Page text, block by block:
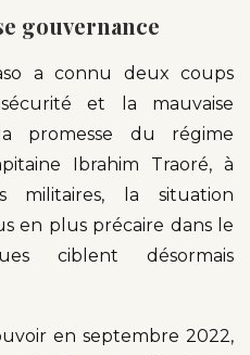
gouvernance
a connu deux coups
et la mauvaise
promesse du régime
Ibrahim Traoré, à
militaires, la situation
en plus précaire dans le
ciblent désormais
en septembre 2022,